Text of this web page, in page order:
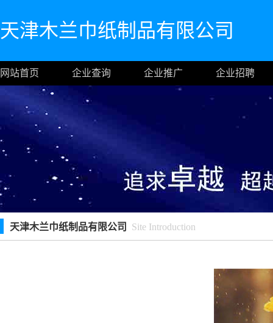
天津木兰巾纸制品有限公司
网站首页 企业查询 企业推广 企业招聘
天津木兰巾纸制品有限公司 Site Introduction